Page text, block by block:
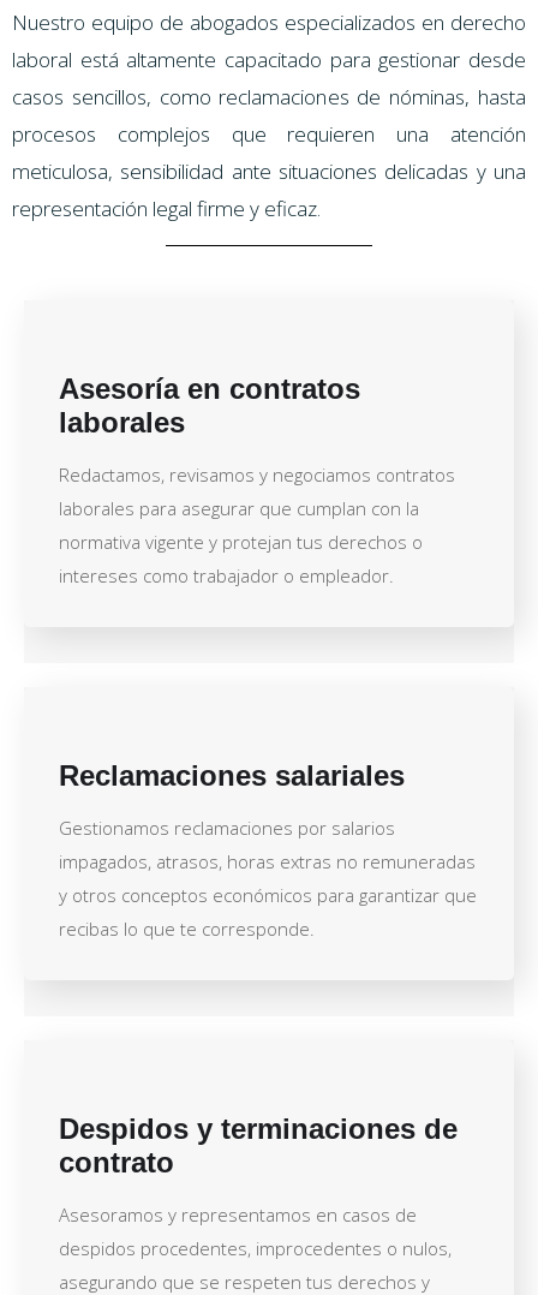
Nuestro equipo de abogados especializados en derecho
laboral está altamente capacitado para gestionar desde
casos sencillos, como reclamaciones de nóminas, hasta
procesos complejos que requieren una atención
meticulosa, sensibilidad ante situaciones delicadas y una
representación legal firme y eficaz.
Asesoría en contratos
laborales
Redactamos, revisamos y negociamos contratos
laborales para asegurar que cumplan con la
normativa vigente y protejan tus derechos o
intereses como trabajador o empleador.
Reclamaciones salariales
Gestionamos reclamaciones por salarios
impagados, atrasos, horas extras no remuneradas
y otros conceptos económicos para garantizar que
recibas lo que te corresponde.
Despidos y terminaciones de
contrato
Asesoramos y representamos en casos de
despidos procedentes, improcedentes o nulos,
asegurando que se respeten tus derechos y